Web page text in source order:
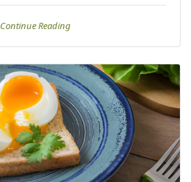
Continue Reading